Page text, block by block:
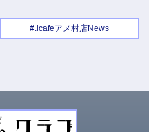
#.icafeアメ村店News